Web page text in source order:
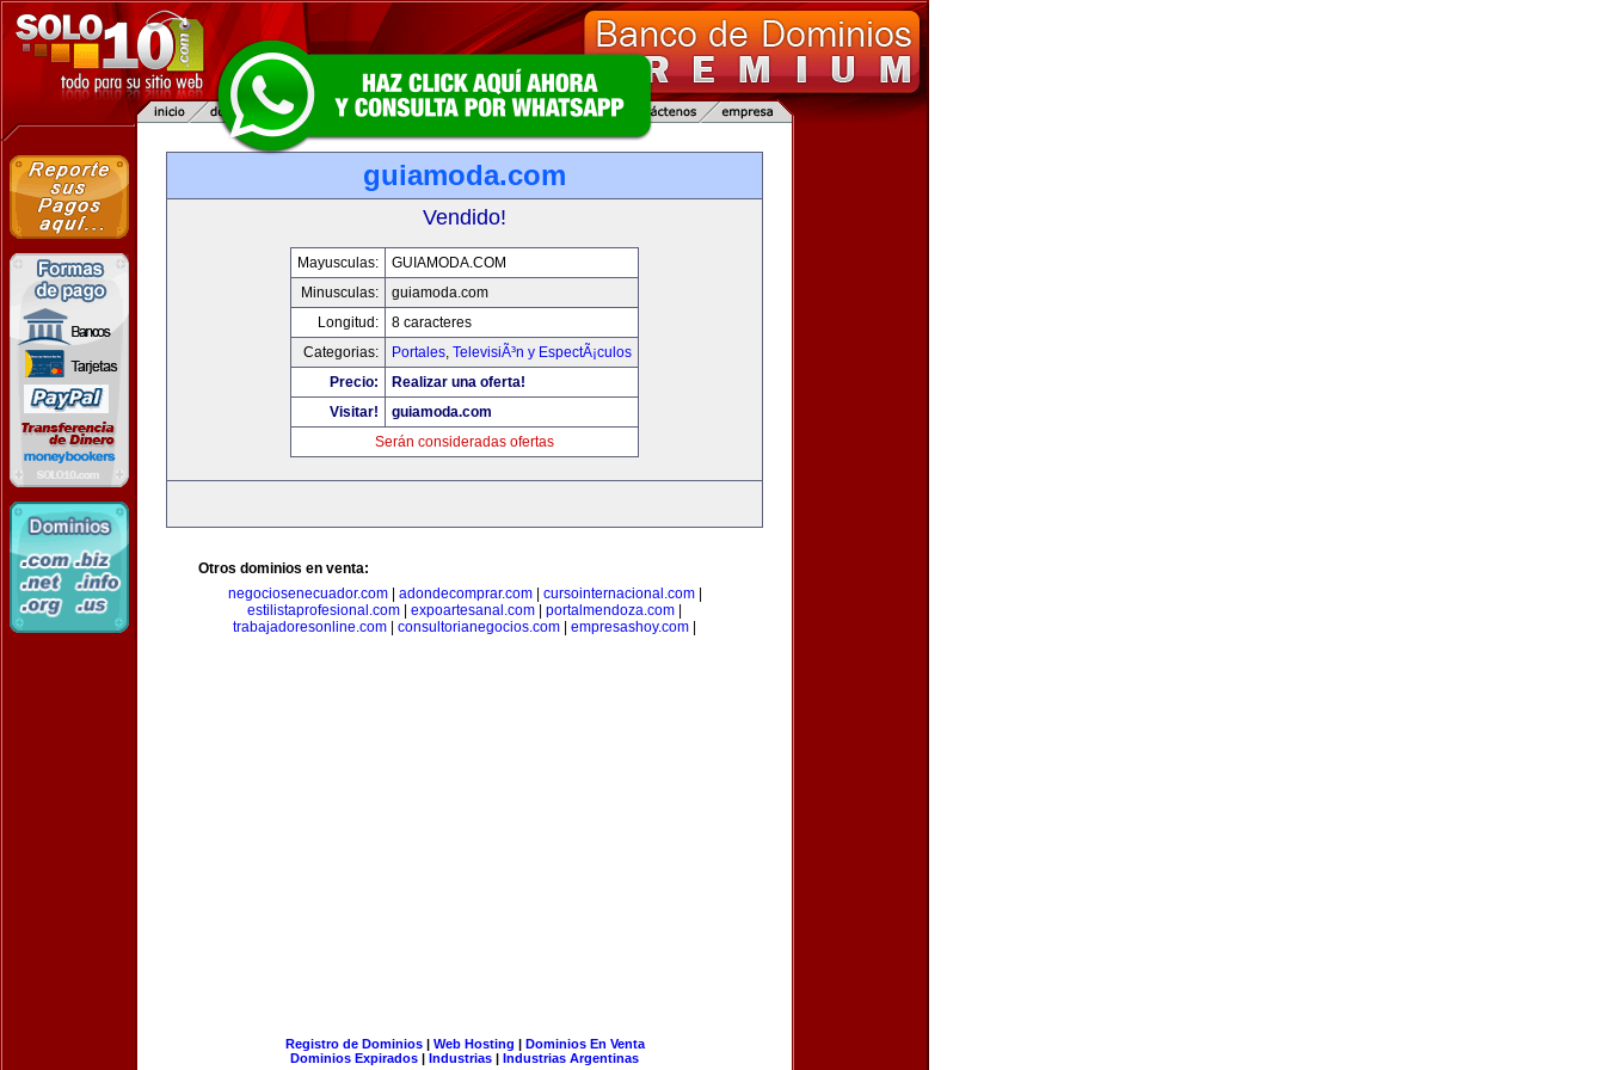
guiamoda.com
Vendido!
Mayusculas:
GUIAMODA.COM
Minusculas:
guiamoda.com
Longitud:
8 caracteres
Categorias:
Portales, TelevisiÃ³n y EspectÃ¡culos
Precio:
Realizar una oferta!
Visitar!
guiamoda.com
Serán consideradas ofertas
Otros dominios en venta:
negociosenecuador.com| adondecomprar.com| cursointernacional.com|
estilistaprofesional.com
expoartesanal.com portalmendoza.com
trabajadoresonline.com
consultorianegocios.com empresashoy.com
Registro de Dominios| Web Hosting | Dominios En Venta
Dominios Expirados | Industrias | Industrias Argentinas